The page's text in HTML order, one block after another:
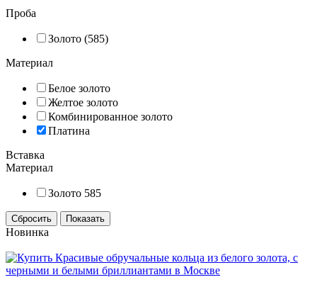
Проба
Золото (585)
Материал
Белое золото
Желтое золото
Комбинированное золото
Платина
Вставка
Материал
Золото 585
Новинка